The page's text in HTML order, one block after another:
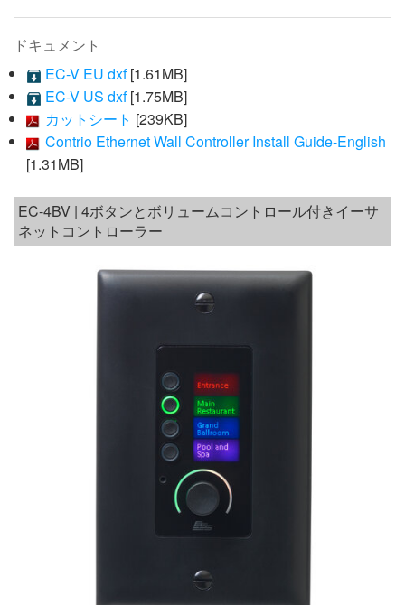
ドキュメント
EC-V EU dxf[1.61MB]
EC-V US dxf[1.75MB]
カットシート [239KB]
Contrio Ethernet Wall Controller Install Guide-English
[1.31MB]
EC-4BV | 4ボタンとボリュームコントロール付きイーサ
ネットコントローラー